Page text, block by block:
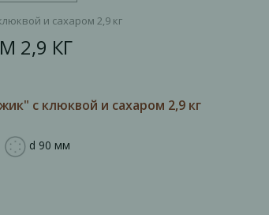
и сахаром 2,9 кг
2,9 КГ
с клюквой и сахаром 2,9 кг
d 90 мм